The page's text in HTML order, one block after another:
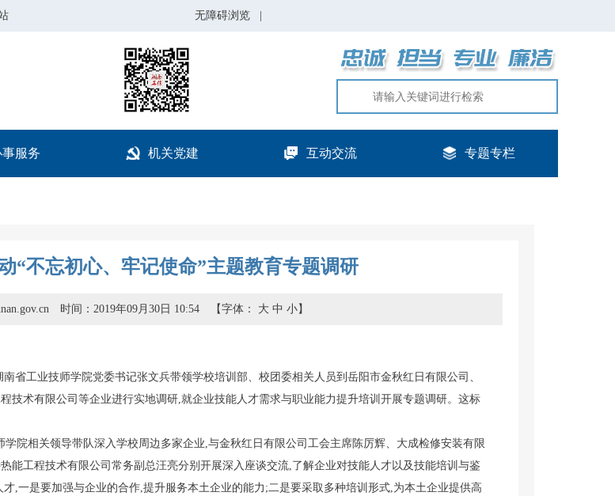
无障碍浏览
事服务 机关党建 互动交流 专题专栏
“不忘初心、牢记使命”主题教育专题调研
时间：2019年09月30日 10:54 【字体： 大 中 小】
工业技师学院党委书记张文兵带领学校培训部、校团委相关人员到岳阳市金秋红日有限公司、
技术有限公司等企业进行实地调研,就企业技能人才需求与职业能力提升培训开展专题调研。这标
院相关领导带队深入学校周边多家企业,与金秋红日有限公司工会主席陈厉辉、大成检修安装有限
能工程技术有限公司常务副总汪亮分别开展深入座谈交流,了解企业对技能人才以及技能培训与鉴
,一是要加强与企业的合作,提升服务本土企业的能力;二是要采取多种培训形式,为本土企业提供高